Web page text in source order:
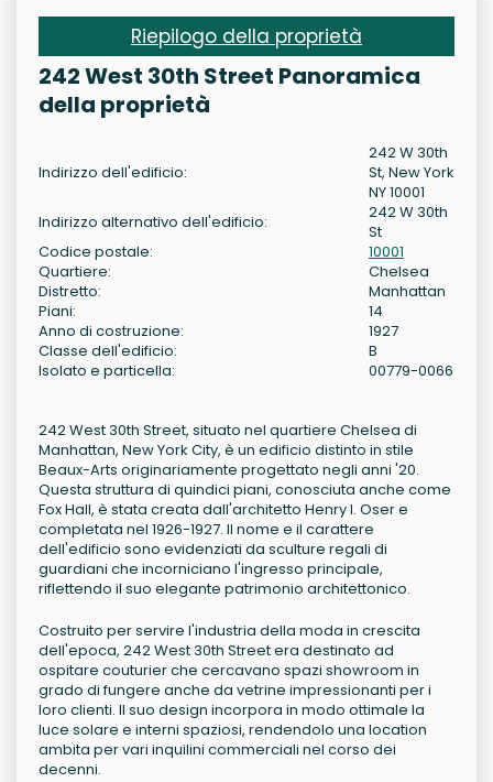
Riepilogo della proprietà
242 West 30th Street Panoramica
della proprietà
Indirizzo dell'edificio:
242 W 30th
St, New York
NY 10001
Indirizzo alternativo dell'edificio:
242 W 30th
St
Codice postale:
10001
Quartiere:
Chelsea
Distretto:
Manhattan
Piani:
14
Anno di costruzione:
1927
Classe dell'edificio:
B
Isolato e particella:
00779-0066
242 West 30th Street, situato nel quartiere Chelsea di
Manhattan, New York City, è un edificio distinto in stile
Beaux-Arts originariamente progettato negli anni '20.
Questa struttura di quindici piani, conosciuta anche come
Fox Hall, è stata creata dall'architetto Henry I. Oser e
completata nel 1926-1927. Il nome e il carattere
dell'edificio sono evidenziati da sculture regali di
guardiani che incorniciano l'ingresso principale,
riflettendo il suo elegante patrimonio architettonico.
Costruito per servire l'industria della moda in crescita
dell'epoca, 242 West 30th Street era destinato ad
ospitare couturier che cercavano spazi showroom in
grado di fungere anche da vetrine impressionanti per i
loro clienti. Il suo design incorpora in modo ottimale la
luce solare e interni spaziosi, rendendolo una location
ambita per vari inquilini commerciali nel corso dei
decenni.